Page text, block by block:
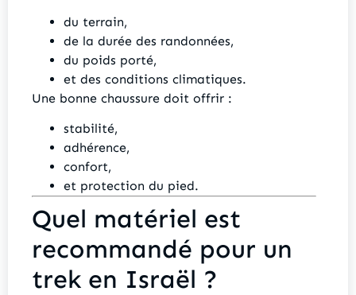
du terrain,
de la durée des randonnées,
du poids porté,
et des conditions climatiques.
Une bonne chaussure doit offrir :
stabilité,
adhérence,
confort,
et protection du pied.
Quel matériel est
recommandé pour un
trek en Israël ?